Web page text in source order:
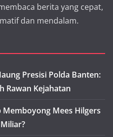
berita yang cepat,
dan mendalam.
Presisi Polda Banten:
Rawan Kejahatan
Memboyong Mees Hilgers